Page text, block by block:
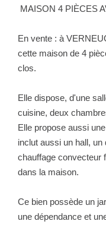
MAISON 4 PIÈCES
En vente : à
cette maison de 4
clos.
Elle dispose, d'une
cuisine, deux
Elle propose aussi
inclut aussi un hall,
chauffage convecteur
dans la maison.
Ce bien possède un
une dépendance et